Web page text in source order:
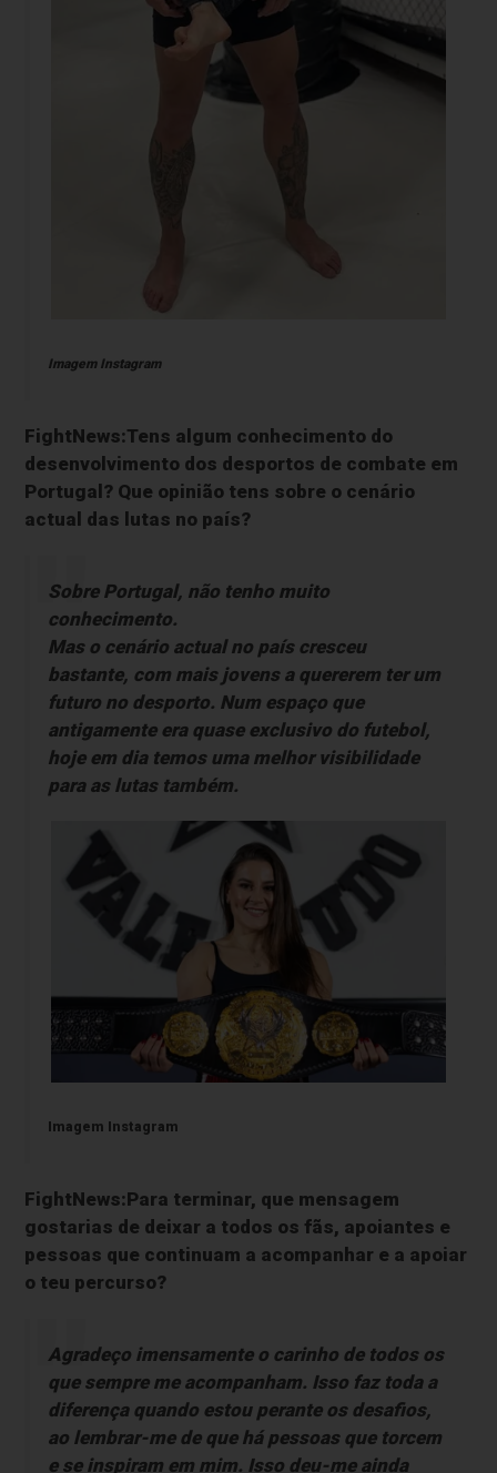
Imagem Instagram
FightNews:Tens algum conhecimento do
desenvolvimento dos desportos de combate em
Portugal? Que opinião tens sobre o cenário
actual das lutas no país?
Sobre Portugal, não tenho muito
conhecimento.
Mas o cenário actual no país cresceu
bastante, com mais jovens a quererem ter um
futuro no desporto. Num espaço que
antigamente era quase exclusivo do futebol,
hoje em dia temos uma melhor visibilidade
para as lutas também.
Imagem Instagram
FightNews:Para terminar, que mensagem
gostarias de deixar a todos os fãs, apoiantes e
pessoas que continuam a acompanhar e a apoiar
o teu percurso?
Agradeço imensamente o carinho de todos os
que sempre me acompanham. Isso faz toda a
diferença quando estou perante os desafios,
ao lembrar-me de que há pessoas que torcem
e se inspiram em mim. Isso deu-me ainda